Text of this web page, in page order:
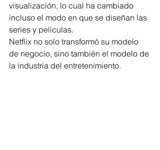
visualización, lo cual ha cambiado
incluso el modo en que se diseñan las
series y películas.
Netflix no solo transformó su modelo
de negocio, sino también el modelo de
la industria del entretenimiento.